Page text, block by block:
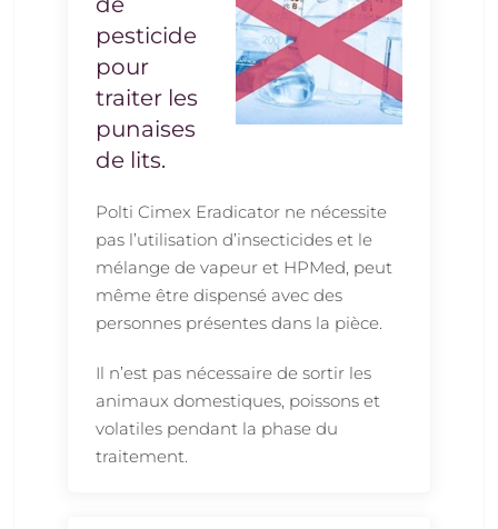
pesticide
pour
traiter les
punaises
de lits.
Polti Cimex Eradicator ne nécessite
pas l’utilisation d’insecticides et le
mélange de vapeur et HPMed, peut
même être dispensé avec des
personnes présentes dans la pièce.
Il n’est pas nécessaire de sortir les
animaux domestiques, poissons et
volatiles pendant la phase du
traitement.